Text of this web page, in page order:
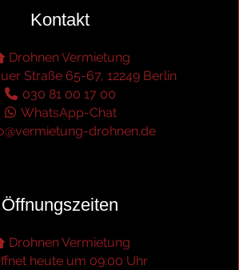
Kontakt
Drohnen Vermietung
Straße 65-67, 12249 Berlin
030 81 00 17 00
WhatsApp-Chat
drohnen.de
Öffnungszeiten
Drohnen Vermietung
heute um 09:00 Uhr